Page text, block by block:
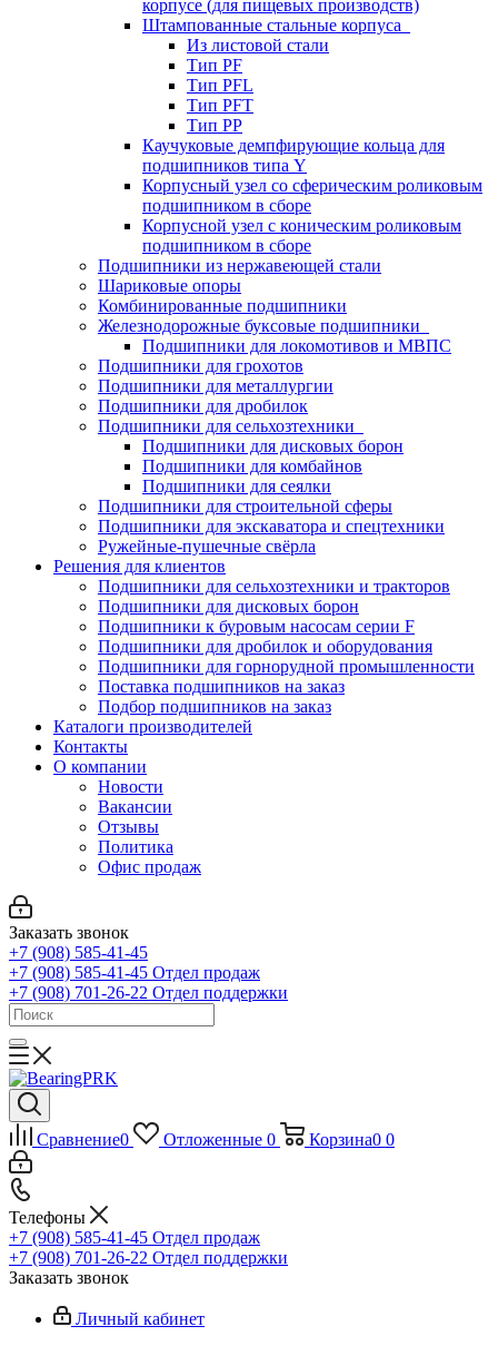
корпусе (для пищевых производств)
Штампованные стальные корпуса
Из листовой стали
Тип PF
Тип PFL
Тип PFT
Тип PP
Каучуковые демпфирующие кольца для
подшипников типа Y
Корпусный узел со сферическим роликовым
подшипником в сборе
Корпусной узел с коническим роликовым
подшипником в сборе
Подшипники из нержавеющей стали
Шариковые опоры
Комбинированные подшипники
Железнодорожные буксовые подшипники
Подшипники для локомотивов и МВПС
Подшипники для грохотов
Подшипники для металлургии
Подшипники для дробилок
Подшипники для сельхозтехники
Подшипники для дисковых борон
Подшипники для комбайнов
Подшипники для сеялки
Подшипники для строительной сферы
Подшипники для экскаватора и спецтехники
Ружейные-пушечные свёрла
Решения для клиентов
Подшипники для сельхозтехники и тракторов
Подшипники для дисковых борон
Подшипники к буровым насосам серии F
Подшипники для дробилок и оборудования
Подшипники для горнорудной промышленности
Поставка подшипников на заказ
Подбор подшипников на заказ
Каталоги производителей
Контакты
О компании
Новости
Вакансии
Отзывы
Политика
Офис продаж
Заказать звонок
+7 (908) 585-41-45
+7 (908) 585-41-45 Отдел продаж
+7 (908) 701-26-22 Отдел поддержки
Сравнение0 Отложенные 0 Корзина0 0
Телефоны
+7 (908) 585-41-45 Отдел продаж
+7 (908) 701-26-22 Отдел поддержки
Заказать звонок
Личный кабинет